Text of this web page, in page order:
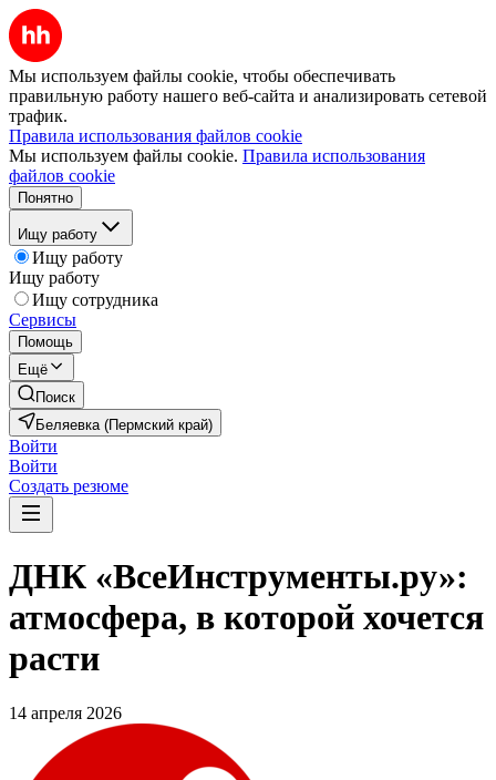
Мы используем файлы cookie, чтобы обеспечивать
правильную работу нашего веб-сайта и анализировать сетевой
трафик.
Правила использования файлов cookie
Мы используем файлы cookie. Правила использования
файлов cookie
Понятно
Ищу работу
Ищу работу
Ищу работу
Ищу сотрудника
Сервисы
Помощь
Ещё
Поиск
Беляевка (Пермский край)
Войти
Войти
Создать резюме
ДНК «ВсеИнструменты.ру»:
атмосфера, в которой хочется
расти
14 апреля 2026